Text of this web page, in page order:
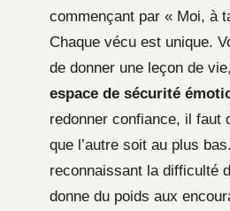
commençant par « Moi, à
Chaque vécu est unique.
de donner une leçon de
espace de sécurité
redonner confiance, il faut
que l’autre soit au plus
reconnaissant la difficulté
donne du poids aux